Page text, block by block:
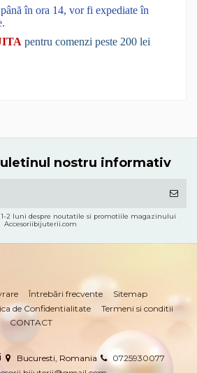
în ora 14, vor fi expediate în
pentru comenzi peste 200 lei
nostru informativ
2 luni despre noutatile si promotiile magazinului
Accesoriibijuterii.com
Întrebări frecvente
Sitemap
de Confidentialitate
Termeni si conditii
CONTACT
Bucuresti, Romania
0725930077